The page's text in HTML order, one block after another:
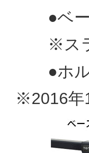
●ベー
※ス
●ホル
※2016